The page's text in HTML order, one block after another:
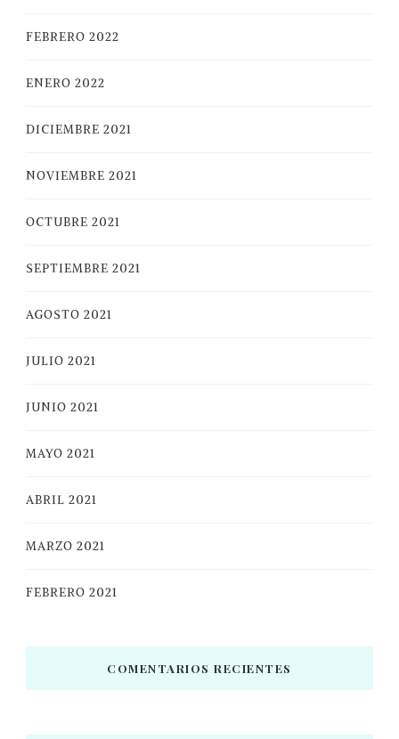
FEBRERO 2022
ENERO 2022
DICIEMBRE 2021
NOVIEMBRE 2021
OCTUBRE 2021
SEPTIEMBRE 2021
AGOSTO 2021
JULIO 2021
JUNIO 2021
MAYO 2021
ABRIL 2021
MARZO 2021
FEBRERO 2021
COMENTARIOS RECIENTES